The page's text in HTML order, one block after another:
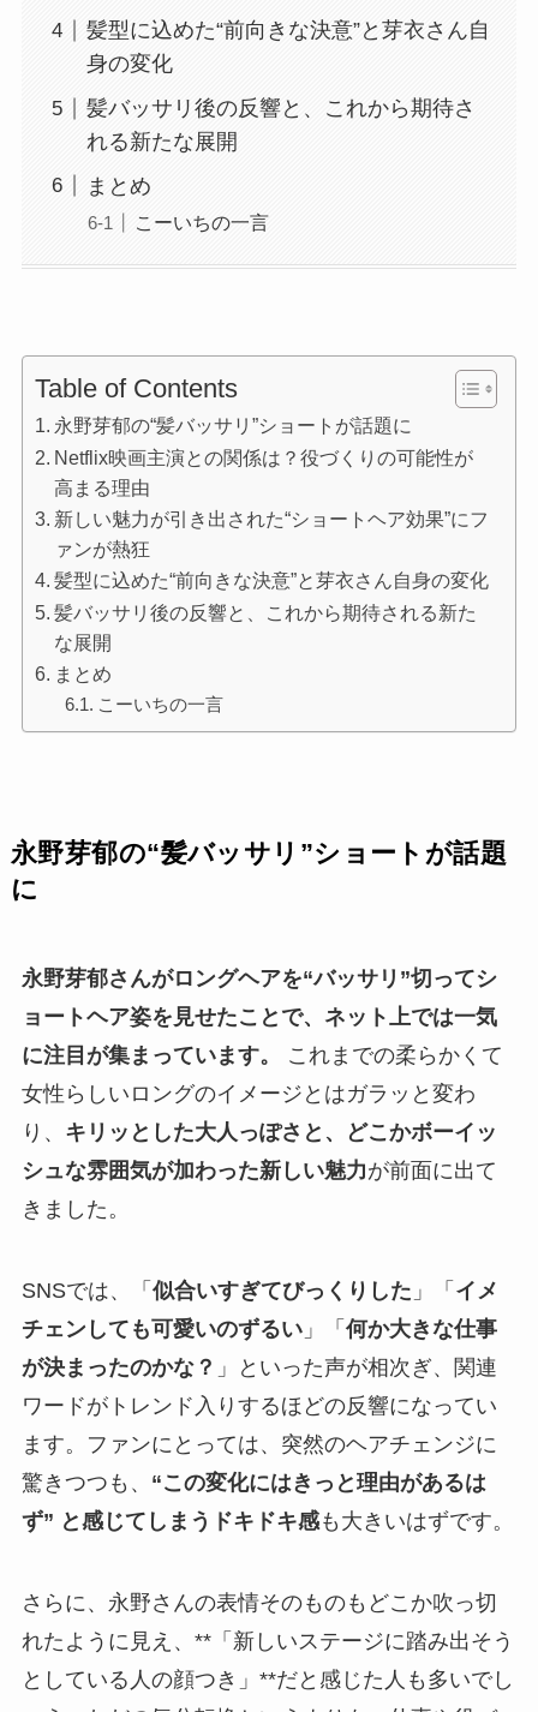
髪型に込めた“前向きな決意”と芽衣さん自
身の変化
髪バッサリ後の反響と、これから期待さ
れる新たな展開
まとめ
こーいちの一言
Table of Contents
永野芽郁の“髪バッサリ”ショートが話題に
Netflix映画主演との関係は？役づくりの可能性が
高まる理由
新しい魅力が引き出された“ショートヘア効果”にフ
ァンが熱狂
髪型に込めた“前向きな決意”と芽衣さん自身の変化
髪バッサリ後の反響と、これから期待される新た
な展開
まとめ
こーいちの一言
永野芽郁の“髪バッサリ”ショートが話題
に
永野芽郁さんがロングヘアを“バッサリ”切ってシ
ョートヘア姿を見せたことで、ネット上では一気
に注目が集まっています。
これまでの柔らかくて
女性らしいロングのイメージとはガラッと変わ
り、 キリッとした大人っぽさと、どこかボーイッ
シュな雰囲気が加わった新しい魅力が前面に出て
きました。
SNSでは、「 似合いすぎてびっくりした 」「 イメ
チェンしても可愛いのずるい」「 何か大きな仕事
が決まったのかな？ 」といった声が相次ぎ、関連
ワードがトレンド入りするほどの反響になってい
ます。ファンにとっては、突然のヘアチェンジに
驚きつつも、 “この変化にはきっと理由があるは
ず” と感じてしまうドキドキ感も大きいはずです。
さらに、永野さんの表情そのものもどこか吹っ切
れたように見え、**「新しいステージに踏み出そう
としている人の顔つき」**だと感じた人も多いでし